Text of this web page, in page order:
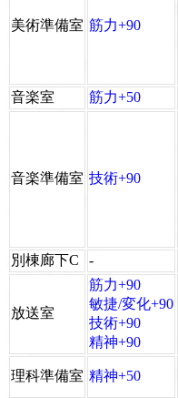
美術準備室 筋力+90
音楽室
筋力+50
音楽準備室 技術+90
別棟廊下C
-
放送室
筋力+90
敏捷/変化+90
技術+90
精神+90
理科準備室 精神+50